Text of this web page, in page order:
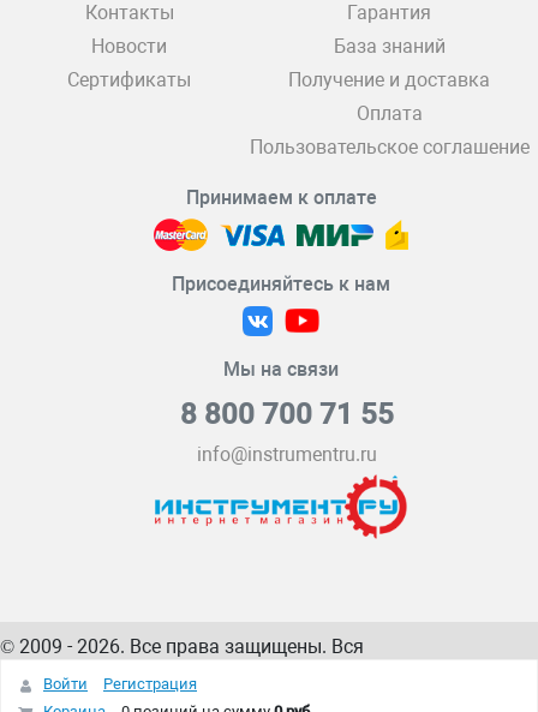
Контакты
Новости
Сертификаты
Гарантия
База знаний
Получение и доставка
Оплата
Пользовательское соглашение
Принимаем к оплате
Присоединяйтесь к нам
Мы на связи
8 800 700 71 55
info@instrumentru.ru
© 2009 - 2026. Все права защищены. Вся
информация на сайте – собственность
интернет-магазина
Войти
Регистрация